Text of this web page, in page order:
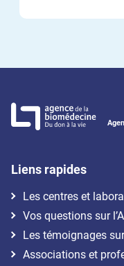
Liens rapides
Les centres et
Vos questions sur
Les témoignages
Associations et